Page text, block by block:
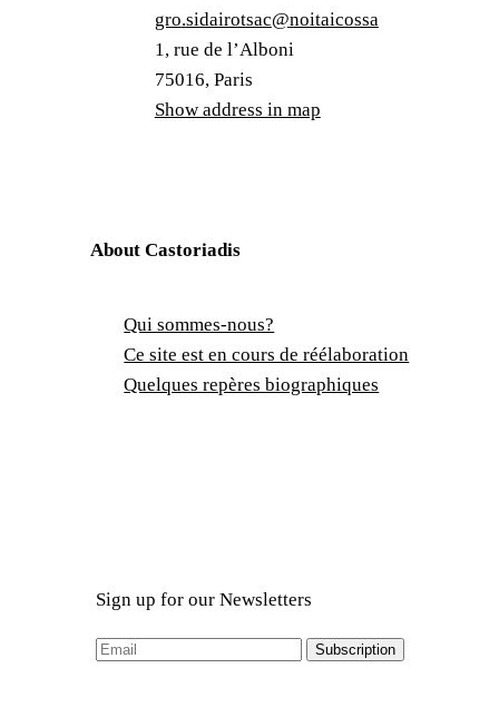
gro.sidairotsac@noitaicossa
1, rue de l’Alboni
75016, Paris
Show address in map
About Castoriadis
Qui sommes-nous?
Ce site est en cours de réélaboration
Quelques repères biographiques
Sign up for our Newsletters